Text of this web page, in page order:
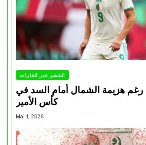
الخضر عبر القارات
هزيمة الشمال أمام السد في
كأس الأمير
Mai 1, 2026